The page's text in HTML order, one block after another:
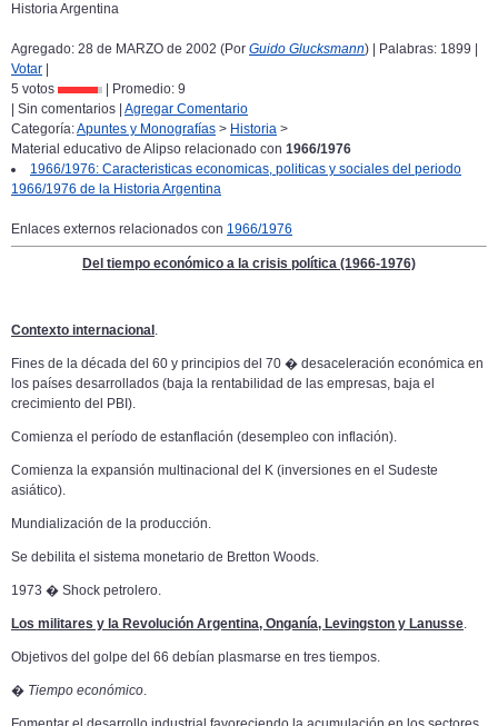
Historia Argentina
Agregado: 28 de MARZO de 2002 (Por Guido Glucksmann) | Palabras: 1899 |
Votar
5 votos
| Promedio: 9
| Sin comentarios | Agregar Comentario
Categoría:Apuntes y Monografías > Historia >
Material educativo de Alipso relacionado con 1966/1976
1966/1976: Caracteristicas economicas, politicas y sociales del periodo
1966/1976 de la Historia Argentina
Enlaces externos relacionados con 1966/1976
Del tiempo económico a la crisis política (1966-1976)
Contexto internacional .
Fines de la década del 60 y principios del 70 � desaceleración económica en
los países desarrollados (baja la rentabilidad de las empresas, baja el
crecimiento del PBI).
Comienza el período de estanflación (desempleo con inflación).
Comienza la expansión multinacional del K (inversiones en el Sudeste
asiático).
Mundialización de la producción.
Se debilita el sistema monetario de Bretton Woods.
1973 � Shock petrolero.
Los militares y la Revolución Argentina, Onganía, Levingston y Lanusse.
Objetivos del golpe del 66 debían plasmarse en tres tiempos.
� Tiempo económico.